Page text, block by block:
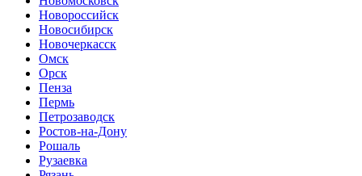
Новороссийск
Новосибирск
Новочеркасск
Омск
Орск
Пенза
Пермь
Петрозаводск
Ростов-на-Дону
Рошаль
Рузаевка